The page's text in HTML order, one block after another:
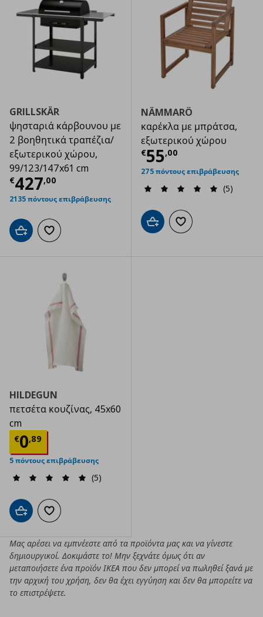
GRILLSKÄR
ψησταριά κάρβουνου με
2 βοηθητικά τραπέζια/
εξωτερικού χώρου,
99/123/147x61 cm
€427,00
Τρέχουσα τιμή € 427,00
2135 πόντους επιβράβευσης
Προσθήκη στο καλάθι
Προσθήκη στα αγαπημένα
NÄMMARÖ
καρέκλα με μπράτσα,
εξωτερικού χώρου
€55,00
Τρέχουσα
275 πόντους επιβράβευσης
(5)
Προσθήκη στο καλάθι
Προσθήκη στα
HILDEGUN
πετσέτα κουζίνας, 45x60
cm
€0,89
Τρέχουσα τιμή
5 πόντους επιβράβευσης
(5)
Προσθήκη στο καλάθι
Προσθήκη στα αγαπημένα
Μας αρέσει να εμπνέεστε από τα προϊόντα μας και να γίνεστε
δημιουργικοί. Δοκιμάστε το! Μην ξεχνάτε όμως ότι αν
μεταποιήσετε ένα προϊόν ΙΚΕΑ που δεν μπορεί να πωληθεί ξανά με
την αρχική του χρήση, δεν θα έχει εγγύηση και δεν θα μπορείτε να
το επιστρέψετε.